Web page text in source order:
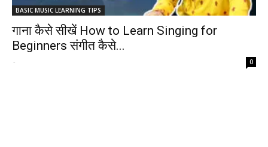
BASIC MUSIC LEARNING TIPS
गाना कैसे सीखें How to Learn Singing for
Beginners संगीत कैसे...
- 0